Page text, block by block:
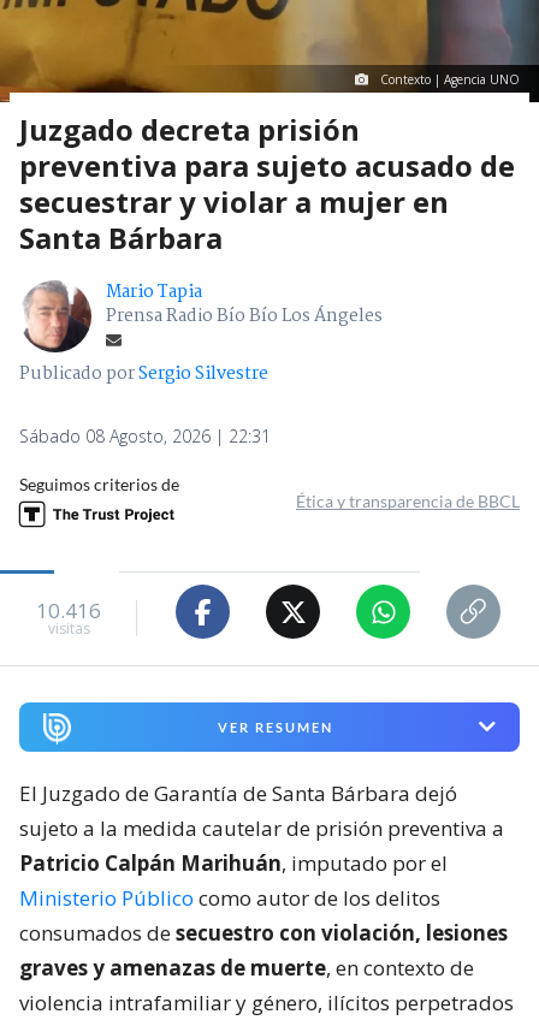
Contexto | Agencia UNO
Juzgado decreta prisión
preventiva para sujeto acusado de
secuestrar y violar a mujer en
Santa Bárbara
Mario Tapia
Prensa Radio Bío Bío Los Ángeles
Publicado porSergio Silvestre
Sábado 08 Agosto, 2026 | 22:31
Seguimos criterios de
Ética y transparencia de BBCL
10.416
visitas
VER RESUMEN
El Juzgado de Garantía de Santa Bárbara dejó
sujeto a la medida cautelar de prisión preventiva a
Patricio Calpán Marihuán, imputado por el
Ministerio Público como autor de los delitos
consumados desecuestro con violación, lesiones
graves y amenazas de muerte, en contexto de
violencia intrafamiliar y género, ilícitos perpetrados